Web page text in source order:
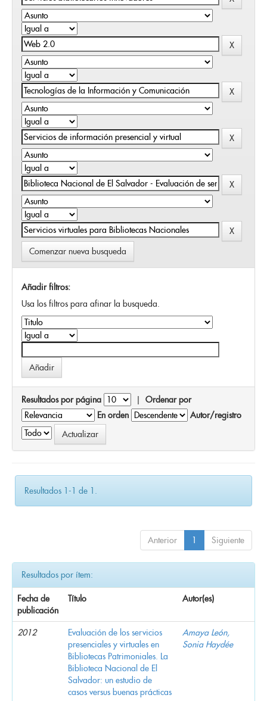
Comenzar nueva busqueda
Añadir filtros:
Usa los filtros para afinar la busqueda.
Resultados por página | Ordenar por
En orden
Autor/registro
Resultados 1-1 de 1.
Anterior 1 Siguiente
Resultados por ítem:
Fecha de
publicación
Título Autor(es)
2012
Evaluación de los servicios
presenciales y virtuales en
Bibliotecas Patrimoniales. La
Biblioteca Nacional de El
Salvador: un estudio de
casos versus buenas prácticas
Amaya León,
Sonia Haydée